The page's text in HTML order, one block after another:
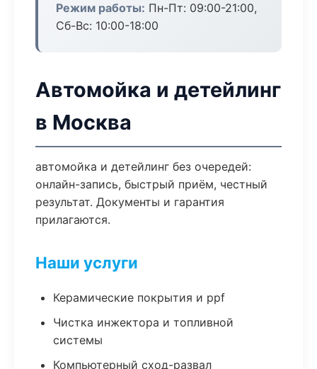
Режим работы: Пн-Пт: 09:00-21:00,
Сб-Вс: 10:00-18:00
Автомойка и детейлинг
в Москва
автомойка и детейлинг без очередей:
онлайн-запись, быстрый приём, честный
результат. Документы и гарантия
прилагаются.
Наши услуги
Керамические покрытия и ppf
Чистка инжектора и топливной
системы
Компьютерный сход-развал